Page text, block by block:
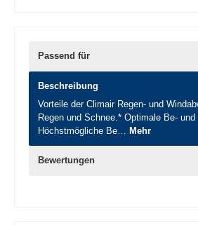
Passend für
Beschreibung
Vorteile der Climair Regen- und
Regen und Schnee.* Optimale Be-
Höchstmögliche Be… Mehr
Bewertungen